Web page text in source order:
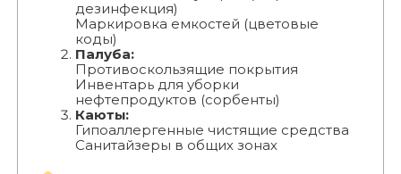
дезинфекция)
Маркировка емкостей (цветовые
коды)
Палуба:
Противоскользящие покрытия
Инвентарь для уборки
нефтепродуктов (сорбенты)
Каюты:
Гипоаллергенные чистящие средства
Санитайзеры в общих зонах